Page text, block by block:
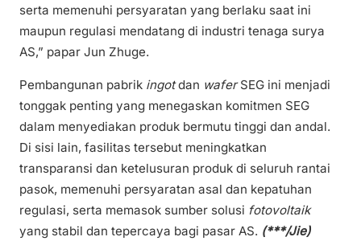
serta memenuhi persyaratan yang berlaku saat ini
maupun regulasi mendatang di industri tenaga surya
AS,” papar Jun Zhuge.
Pembangunan pabrik ingotdan waferSEG ini menjadi
tonggak penting yang menegaskan komitmen SEG
dalam menyediakan produk bermutu tinggi dan andal.
Di sisi lain, fasilitas tersebut meningkatkan
transparansi dan ketelusuran produk di seluruh rantai
pasok, memenuhi persyaratan asal dan kepatuhan
regulasi, serta memasok sumber solusi fotovoltaik
yang stabil dan tepercaya bagi pasar AS. (***/Jie)